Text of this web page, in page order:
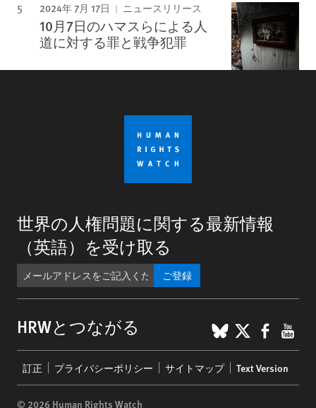
2024年 7月 17日 ニュースリリース
10月7日のハマスらによる人
道に対する罪と戦争犯罪
世界の人権問題に関する最新情報
（英語）を受け取る
ご登録
HRWとつながる BlueSky
X
menu
訂正 プライバシーポリシー サイトマップ Text Version
© 2026 Human Rights Watch